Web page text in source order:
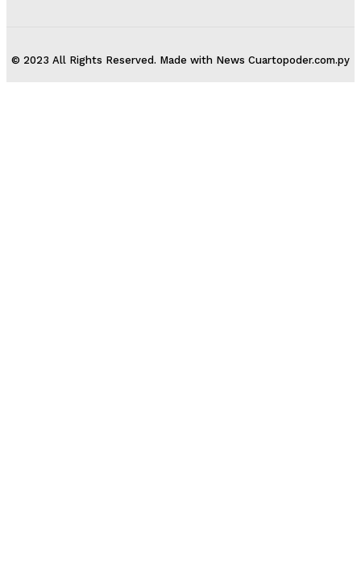
© 2023 All Rights Reserved. Made with News Cuartopoder.com.py